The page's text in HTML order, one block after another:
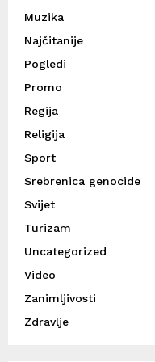
Muzika
Najčitanije
Pogledi
Promo
Regija
Religija
Sport
Srebrenica genocide
Svijet
Turizam
Uncategorized
Video
Zanimljivosti
Zdravlje